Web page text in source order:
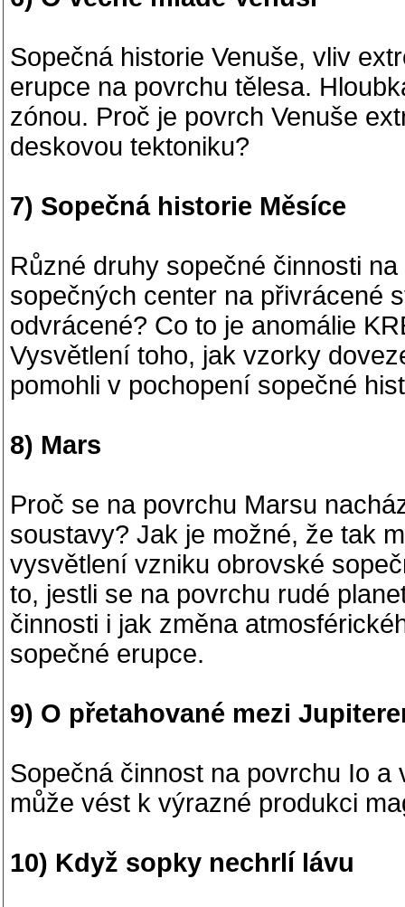
Sopečná historie Venuše, vliv
erupce na povrchu tělesa.
zónou. Proč je povrch Venuše
deskovou tektoniku?
7) Sopečná historie Měsíce
Různé druhy sopečné činnosti
sopečných center na přivrácené
odvrácené? Co to je anomálie
Vysvětlení toho, jak vzorky
pomohli v pochopení sopečné
8) Mars
Proč se na povrchu Marsu
soustavy? Jak je možné, že tak
vysvětlení vzniku obrovské
to, jestli se na povrchu rudé
činnosti i jak změna
sopečné erupce.
9) O přetahované mezi
Sopečná činnost na povrchu Io
může vést k výrazné produkci
10) Když sopky nechrlí lávu